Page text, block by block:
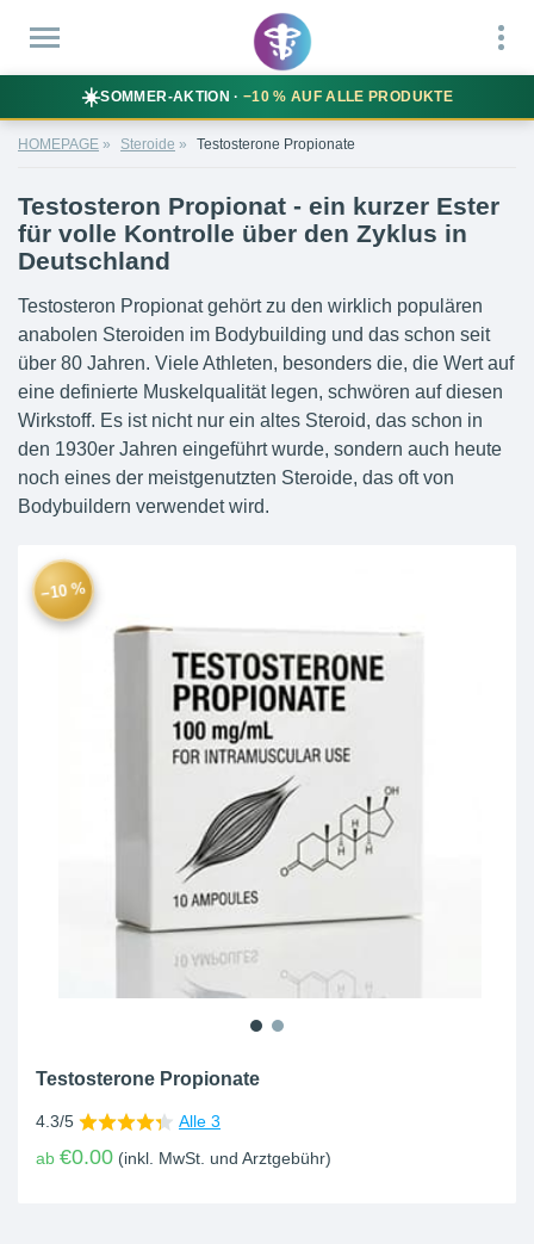
☀️SOMMER-AKTION · −10 % AUF ALLE PRODUKTE
HOMEPAGE Steroide Testosterone Propionate
Testosteron Propionat - ein kurzer Ester
für volle Kontrolle über den Zyklus in
Deutschland
Testosteron Propionat gehört zu den wirklich populären
anabolen Steroiden im Bodybuilding und das schon seit
über 80 Jahren. Viele Athleten, besonders die, die Wert auf
eine definierte Muskelqualität legen, schwören auf diesen
Wirkstoff. Es ist nicht nur ein altes Steroid, das schon in
den 1930er Jahren eingeführt wurde, sondern auch heute
noch eines der meistgenutzten Steroide, das oft von
Bodybuildern verwendet wird.
−10 %
Testosterone Propionate
4.3/5 Alle 3
ab €0.00 (inkl. MwSt. und Arztgebühr)